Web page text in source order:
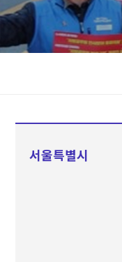
서울특별시